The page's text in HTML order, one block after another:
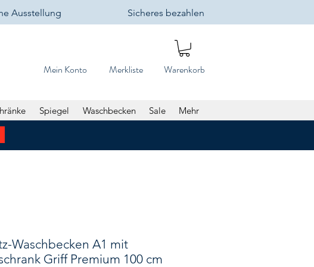
Ausstellung Sicheres bezahlen
Merkliste Warenkorb
Mein Konto
Spiegel Waschbecken Sale Mehr
Waschbecken A1 mit
Griff Premium 100 cm